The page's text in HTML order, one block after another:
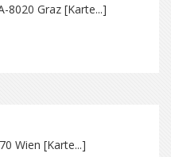
8020 Graz [Karte...]
Wien [Karte...]